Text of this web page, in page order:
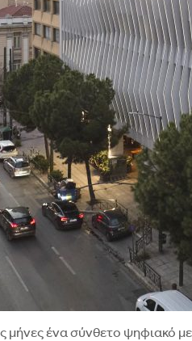
μήνες ένα σύνθετο